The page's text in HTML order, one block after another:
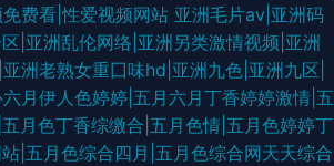
费看|性爱视频网站 亚洲毛片av|亚洲码
|亚洲乱伦网络|亚洲另类激情视频|亚洲
洲老熟女重囗味hd|亚洲九色|亚洲九区|
月伊人色婷婷|五月六月丁香婷婷激情|五
月色丁香综缴合|五月色情|五月色婷婷丁
|五月色综合四月|五月色综合网天天综合